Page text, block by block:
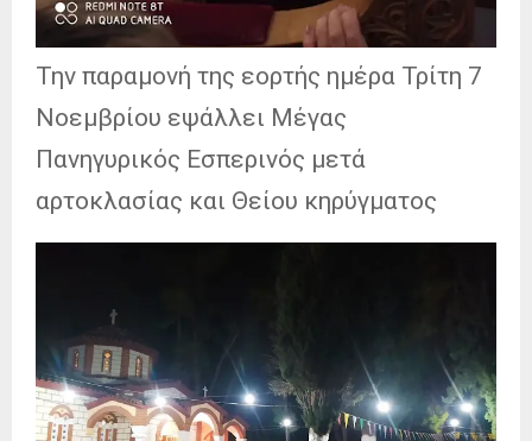
Την παραμονή της εορτής ημέρα Τρίτη 7
Νοεμβρίου εψάλλει Μέγας
Πανηγυρικός Εσπερινός μετά
αρτοκλασίας και Θείου κηρύγματος